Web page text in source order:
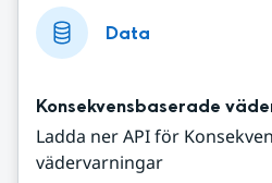
Data
Konsekvensbaserade
Ladda ner API för
vädervarningar